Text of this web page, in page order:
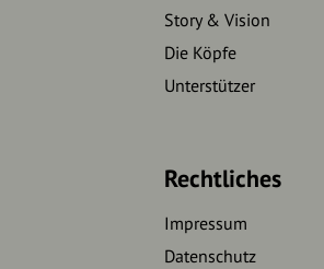
Story & Vision
Die Köpfe
Unterstützer
Rechtliches
Impressum
Datenschutz